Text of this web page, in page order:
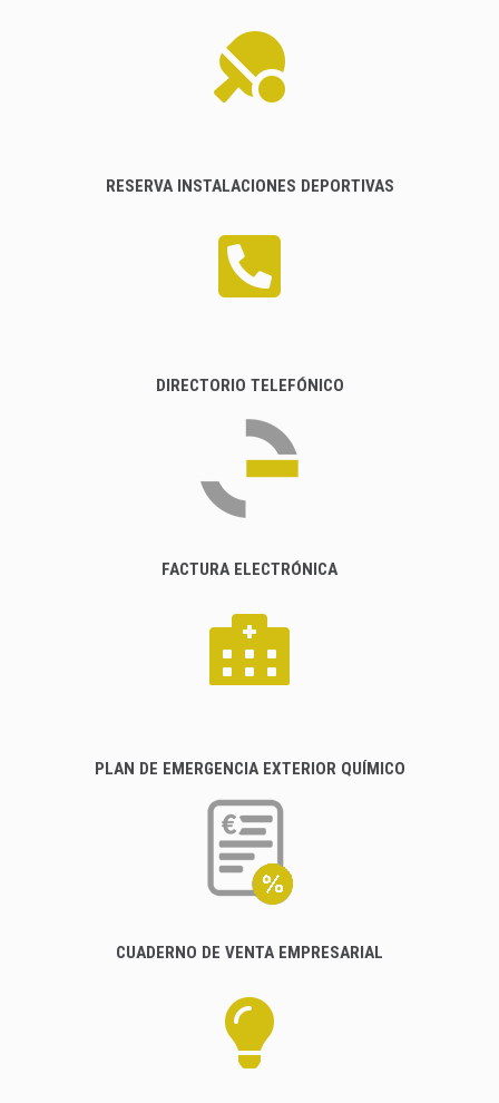
RESERVA INSTALACIONES DEPORTIVAS
DIRECTORIO TELEFÓNICO
FACTURA ELECTRÓNICA
PLAN DE EMERGENCIA EXTERIOR QUÍMICO
CUADERNO DE VENTA EMPRESARIAL